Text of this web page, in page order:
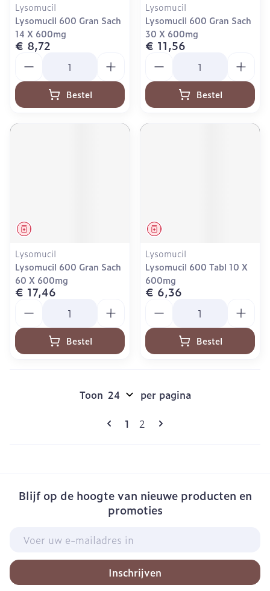
Lysomucil
Lysomucil 600 Gran Sach
14 X 600mg
€ 8,72
Bestel
Lysomucil
Lysomucil 600 Gran Sach
30 X 600mg
€ 11,56
Bestel
Geneesmiddel
Lysomucil
Lysomucil 600 Gran Sach
60 X 600mg
€ 17,46
Bestel
Geneesmiddel
Lysomucil
Lysomucil 600 Tabl 10 X
600mg
€ 6,36
Bestel
Pagina's
U lees momenteel pagina
1 Pagina
2
Toon per pagina
Blijf op de hoogte van nieuwe producten en
promoties
Inschrijven